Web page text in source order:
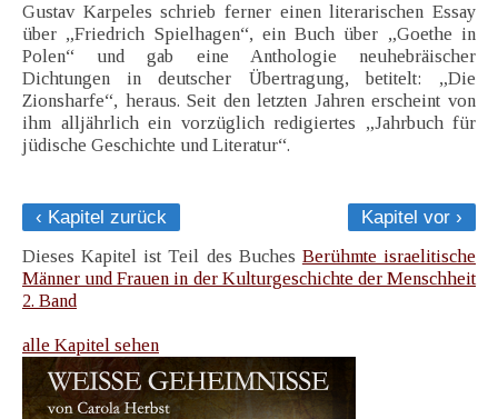
Gustav Karpeles schrieb ferner einen literarischen Essay
über „Friedrich Spielhagen“, ein Buch über „Goethe in
Polen“ und gab eine Anthologie neuhebräischer
Dichtungen in deutscher Übertragung, betitelt: „Die
Zionsharfe“, heraus. Seit den letzten Jahren erscheint von
ihm alljährlich ein vorzüglich redigiertes „Jahrbuch für
jüdische Geschichte und Literatur“.
‹ Kapitel zurück
Kapitel vor ›
Dieses Kapitel ist Teil des Buches Berühmte israelitische
Männer und Frauen in der Kulturgeschichte der Menschheit
2. Band
alle Kapitel sehen